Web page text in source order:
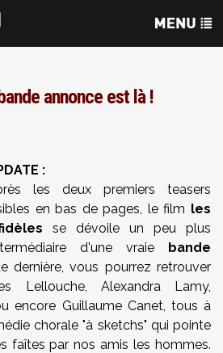
annonce est là !
:
les deux premiers teasers
en bas de pages, le film les
se dévoile un peu plus
d'une vraie bande
dernière, vous pourrez retrouver
Lellouche, Alexandra Lamy,
encore Guillaume Canet, tous à
chorale "à sketchs" qui pointe
faîtes par nos amis les hommes.